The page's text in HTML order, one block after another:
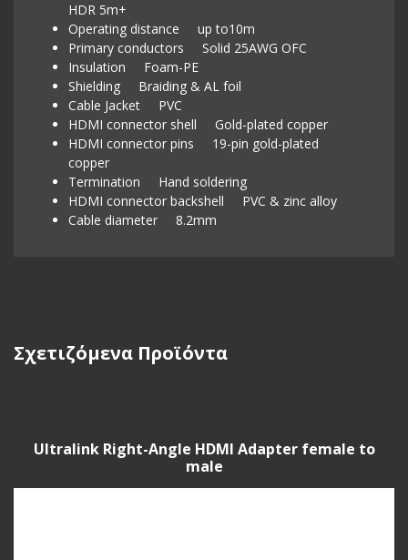
HDR 5m+
Operating distance up to10m
Primary conductors Solid 25AWG OFC
Insulation Foam-PE
Shielding Braiding & AL foil
Cable Jacket PVC
HDMI connector shell Gold-plated copper
HDMI connector pins 19-pin gold-plated
copper
Termination Hand soldering
HDMI connector backshell PVC & zinc alloy
Cable diameter 8.2mm
Σχετιζόμενα Προϊόντα
Ultralink Right-Angle HDMI Adapter female to
male